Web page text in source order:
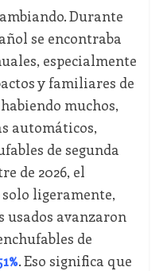
Durante
se encontraba
especialmente
y familiares de
muchos,
automáticos,
de segunda
de 2026, el
ligeramente,
usados avanzaron
de
. Eso significa que